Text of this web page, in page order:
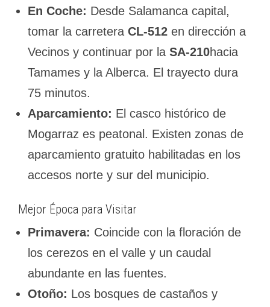
En Coche: Desde Salamanca capital,
tomar la carreteraCL-512 en dirección a
Vecinos y continuar por laSA-210hacia
Tamames y la Alberca. El trayecto dura
75 minutos.
Aparcamiento: El casco histórico de
Mogarraz es peatonal. Existen zonas de
aparcamiento gratuito habilitadas en los
accesos norte y sur del municipio.
Mejor Época para Visitar
Primavera: Coincide con la floración de
los cerezos en el valle y un caudal
abundante en las fuentes.
Otoño: Los bosques de castaños y